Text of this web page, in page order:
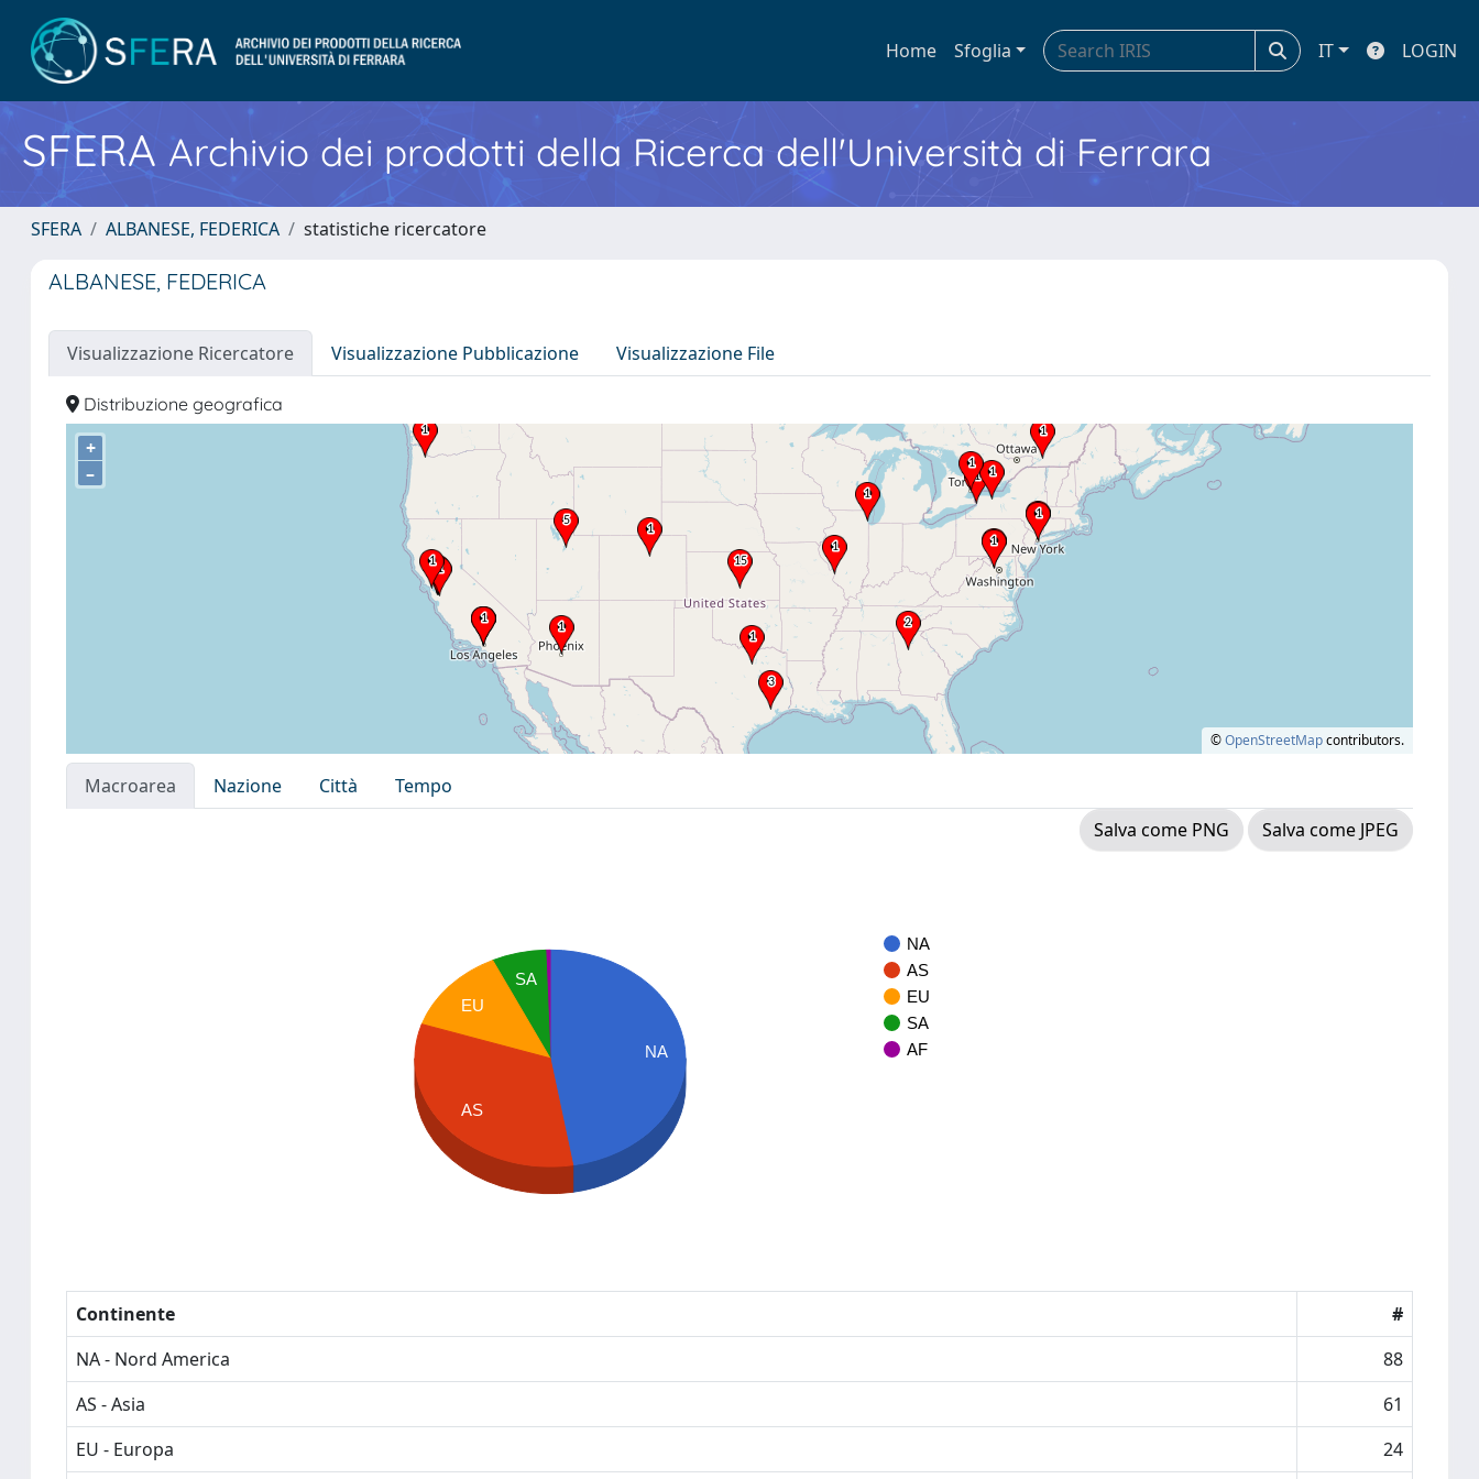
Home Sfoglia IT LOGIN
SFERA Archivio dei prodotti della Ricerca dell'Università di Ferrara
SFERA ALBANESE, FEDERICA statistiche ricercatore
ALBANESE, FEDERICA
Visualizzazione Ricercatore Visualizzazione Pubblicazione Visualizzazione File
Distribuzione geografica
+
–
©OpenStreetMapcontributors.
Macroarea Nazione Città
Tempo
Salva come PNG
Salva come JPEG
NA
AS
EU
SA
AF
NA
SA
EU
AS
Continente
#
NA - Nord America
88
AS - Asia
61
EU - Europa
24